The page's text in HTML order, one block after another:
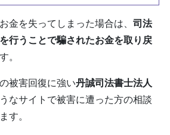
金を失ってしまった場合は、 司法
行うことで騙されたお金を取り戻
。
被害回復に強い丹誠司法書士法人
なサイトで被害に遭った方の相談
す。